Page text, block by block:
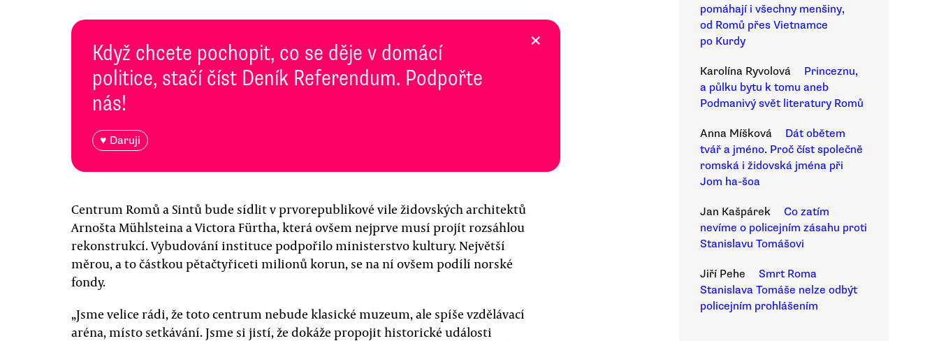
Když chcete pochopit, co se děje v domácí
politice, stačí číst Deník Referendum. Podpořte
nás!
♥ Daruji
×
Centrum Romů a Sintů bude sídlit v prvorepublikové vile židovských architektů
Arnošta Mühlsteina a Victora Fürtha, která ovšem nejprve musí projít rozsáhlou
rekonstrukcí. Vybudování instituce podpořilo ministerstvo kultury. Největší
měrou, a to částkou pětačtyřiceti milionů korun, se na ní ovšem podílí norské
fondy.
„Jsme velice rádi, že toto centrum nebude klasické muzeum, ale spíše vzdělávací
aréna, místo setkávání. Jsme si jistí, že dokáže propojit historické události
pomáhají i všechny menšiny,
od Romů přes Vietnamce
po Kurdy
Karolína Ryvolová
Princeznu,
a půlku bytu k tomu aneb
Podmanivý svět literatury Romů
Anna Míšková
Dát obětem
tvář a jméno. Proč číst společně
romská i židovská jména při
Jom ha-šoa
Jan Kašpárek
Co zatím
nevíme o policejním zásahu proti
Stanislavu Tomášovi
Jiří Pehe
Smrt Roma
Stanislava Tomáše nelze odbýt
policejním prohlášením